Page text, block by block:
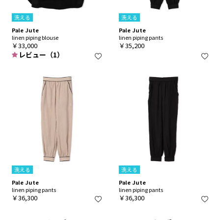
洗える
Pale Jute
linen piping blouse
￥33,000
レビュー（1）
洗える
Pale Jute
linen piping pants
￥35,200
洗える
Pale Jute
linen piping pants
￥36,300
洗える
Pale Jute
linen piping pants
￥36,300